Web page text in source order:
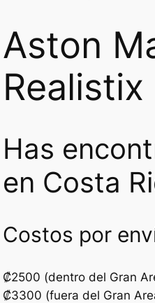
Aston
Realistix
Has
en Costa
Costos por
₡2500 (dentro del Gran
₡3300 (fuera del Gran